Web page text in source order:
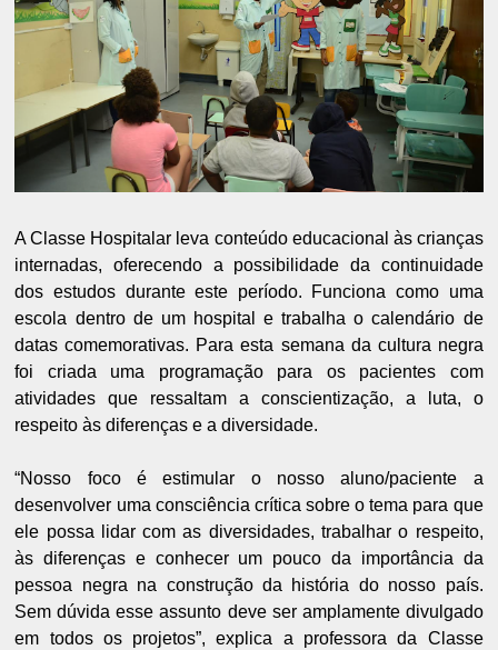
A Classe Hospitalar leva conteúdo educacional às crianças
internadas, oferecendo a possibilidade da continuidade
dos estudos durante este período. Funciona como uma
escola dentro de um hospital e trabalha o calendário de
datas comemorativas. Para esta semana da cultura negra
foi criada uma programação para os pacientes com
atividades que ressaltam a conscientização, a luta, o
respeito às diferenças e a diversidade.
“Nosso foco é estimular o nosso aluno/paciente a
desenvolver uma consciência crítica sobre o tema para que
ele possa lidar com as diversidades, trabalhar o respeito,
às diferenças e conhecer um pouco da importância da
pessoa negra na construção da história do nosso país.
Sem dúvida esse assunto deve ser amplamente divulgado
em todos os projetos”, explica a professora da Classe